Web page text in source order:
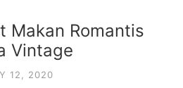
Makan Romantis
Vintage
12, 2020